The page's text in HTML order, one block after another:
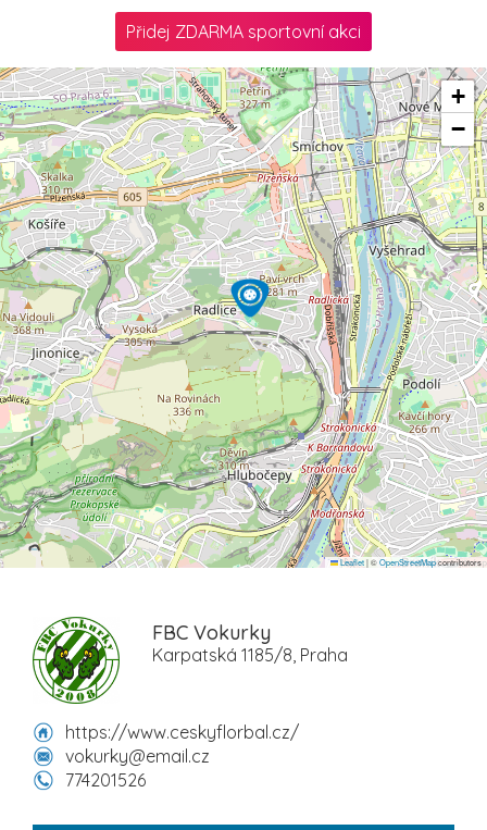
Přidej ZDARMA sportovní akci
+
−
Leaflet|©OpenStreetMapcontributors
FBC Vokurky
Karpatská 1185/8, Praha
https://www.ceskyflorbal.cz/
vokurky@email.cz
774201526